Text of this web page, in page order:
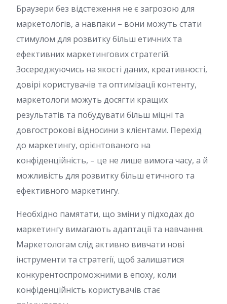
Браузери без відстеження не є загрозою для
маркетологів, а навпаки – вони можуть стати
стимулом для розвитку більш етичних та
ефективних маркетингових стратегій.
Зосереджуючись на якості даних, креативності,
довірі користувачів та оптимізації контенту,
маркетологи можуть досягти кращих
результатів та побудувати більш міцні та
довгострокові відносини з клієнтами. Перехід
до маркетингу, орієнтованого на
конфіденційність, – це не лише вимога часу, а й
можливість для розвитку більш етичного та
ефективного маркетингу.
Необхідно памятати, що зміни у підходах до
маркетингу вимагають адаптації та навчання.
Маркетологам слід активно вивчати нові
інструменти та стратегії, щоб залишатися
конкурентоспроможними в епоху, коли
конфіденційність користувачів стає